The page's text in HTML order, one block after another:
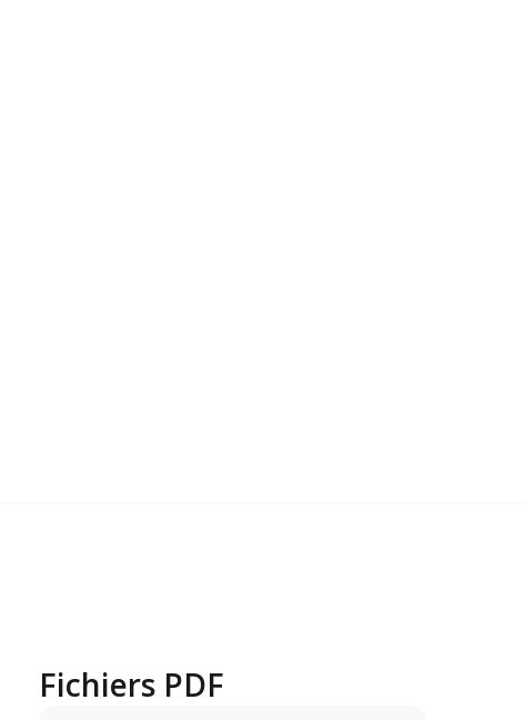
Fichiers PDF